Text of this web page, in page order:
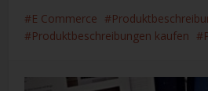
E Commerce
Produktbeschreibungen kaufen